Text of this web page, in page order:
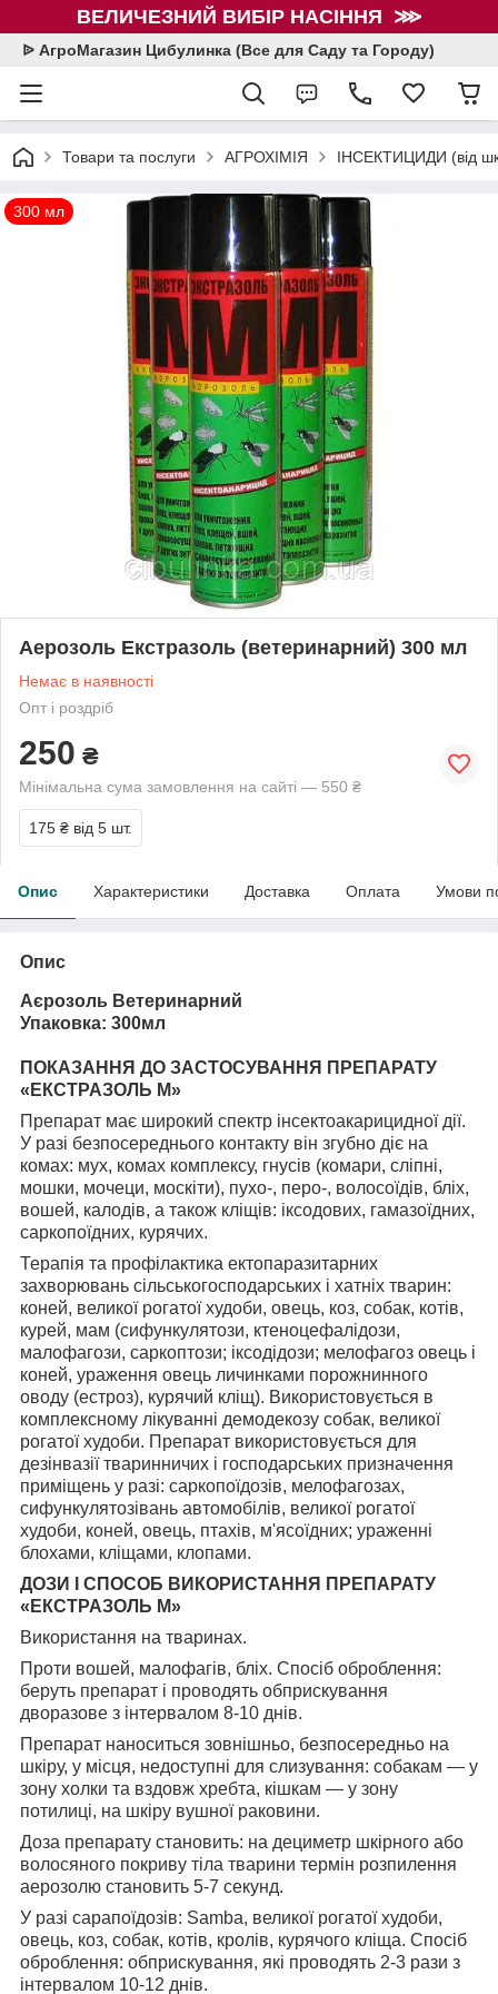
ВЕЛИЧЕЗНИЙ ВИБІР НАСІННЯ ⋙
ᐉ АгроМагазин Цибулинка (Все для Саду та Городу)
Товари та послуги АГРОХІМІЯ ІНСЕКТИЦИДИ (від
300 мл
Аерозоль Екстразоль (ветеринарний) 300 мл
Немає в наявності
Опт і роздріб
250 ₴
Мінімальна сума замовлення на сайті — 550 ₴
175 ₴ від 5 шт.
Опис Характеристики Доставка Оплата Умови
Опис
Аєрозоль Ветеринарний
Упаковка: 300мл
ПОКАЗАННЯ ДО ЗАСТОСУВАННЯ ПРЕПАРАТУ
«ЕКСТРАЗОЛЬ М»
Препарат має широкий спектр інсектоакарицидної дії.
У разі безпосереднього контакту він згубно діє на
комах: мух, комах комплексу, гнусів (комари, сліпні,
мошки, мочеци, москіти), пухо-, перо-, волосоїдів, бліх,
вошей, калодів, а також кліщів: іксодових, гамазоїдних,
саркопоїдних, курячих.
Терапія та профілактика ектопаразитарних
захворювань сільськогосподарських і хатніх тварин:
коней, великої рогатої худоби, овець, коз, собак, котів,
курей, мам (сифункулятози, ктеноцефалідози,
малофагози, саркоптози; іксодідози; мелофагоз овець і
коней, ураження овець личинками порожнинного
оводу (естроз), курячий кліщ). Використовується в
комплексному лікуванні демодекозу собак, великої
рогатої худоби. Препарат використовується для
дезінвазії тваринничих і господарських призначення
приміщень у разі: саркопоїдозів, мелофагозах,
сифункулятозівань автомобілів, великої рогатої
худоби, коней, овець, птахів, м'ясоїдних; ураженні
блохами, кліщами, клопами.
ДОЗИ І СПОСОБ ВИКОРИСТАННЯ ПРЕПАРАТУ
«ЕКСТРАЗОЛЬ М»
Використання на тваринах.
Проти вошей, малофагів, бліх. Спосіб оброблення:
беруть препарат і проводять обприскування
дворазове з інтервалом 8-10 днів.
Препарат наноситься зовнішньо, безпосередньо на
шкіру, у місця, недоступні для слизування: собакам — у
зону холки та вздовж хребта, кішкам — у зону
потилиці, на шкіру вушної раковини.
Доза препарату становить: на дециметр шкірного або
волосяного покриву тіла тварини термін розпилення
аерозолю становить 5-7 секунд.
У разі сарапоїдозів: Samba, великої рогатої худоби,
овець, коз, собак, котів, кролів, курячого кліща. Спосіб
оброблення: обприскування, які проводять 2-3 рази з
інтервалом 10-12 днів.